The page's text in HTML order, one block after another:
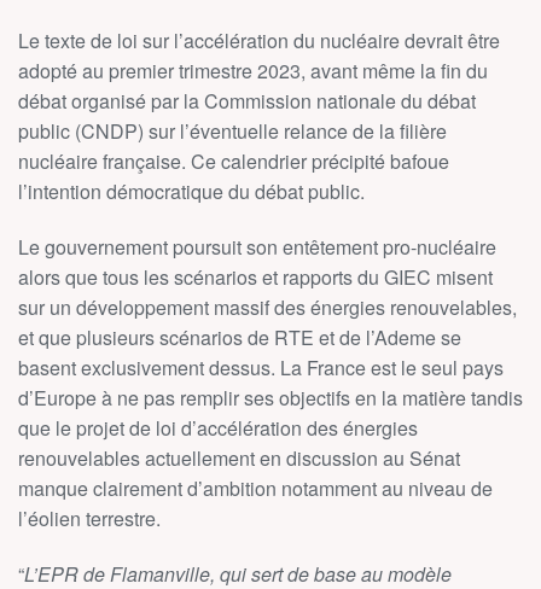
Le texte de loi sur l’accélération du nucléaire devrait être
adopté au premier trimestre 2023, avant même la fin du
débat organisé par la Commission nationale du débat
public (CNDP) sur l’éventuelle relance de la filière
nucléaire française. Ce calendrier précipité bafoue
l’intention démocratique du débat public.
Le gouvernement poursuit son entêtement pro-nucléaire
alors que tous les scénarios et rapports du GIEC misent
sur un développement massif des énergies renouvelables,
et que plusieurs scénarios de RTE et de l’Ademe se
basent exclusivement dessus. La France est le seul pays
d’Europe à ne pas remplir ses objectifs en la matière tandis
que le projet de loi d’accélération des énergies
renouvelables actuellement en discussion au Sénat
manque clairement d’ambition notamment au niveau de
l’éolien terrestre.
“L’EPR de Flamanville, qui sert de base au modèle